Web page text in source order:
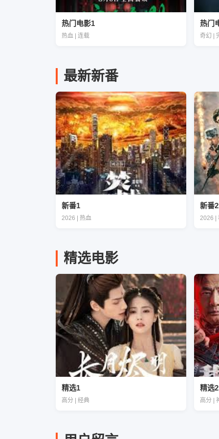
热门电影1
热血 | 连载
热门
奇幻 |
最新新番
新番1
2026 | 热血
新番2
2026 |
精选电影
精选1
高分 | 经典
精选2
高分 |